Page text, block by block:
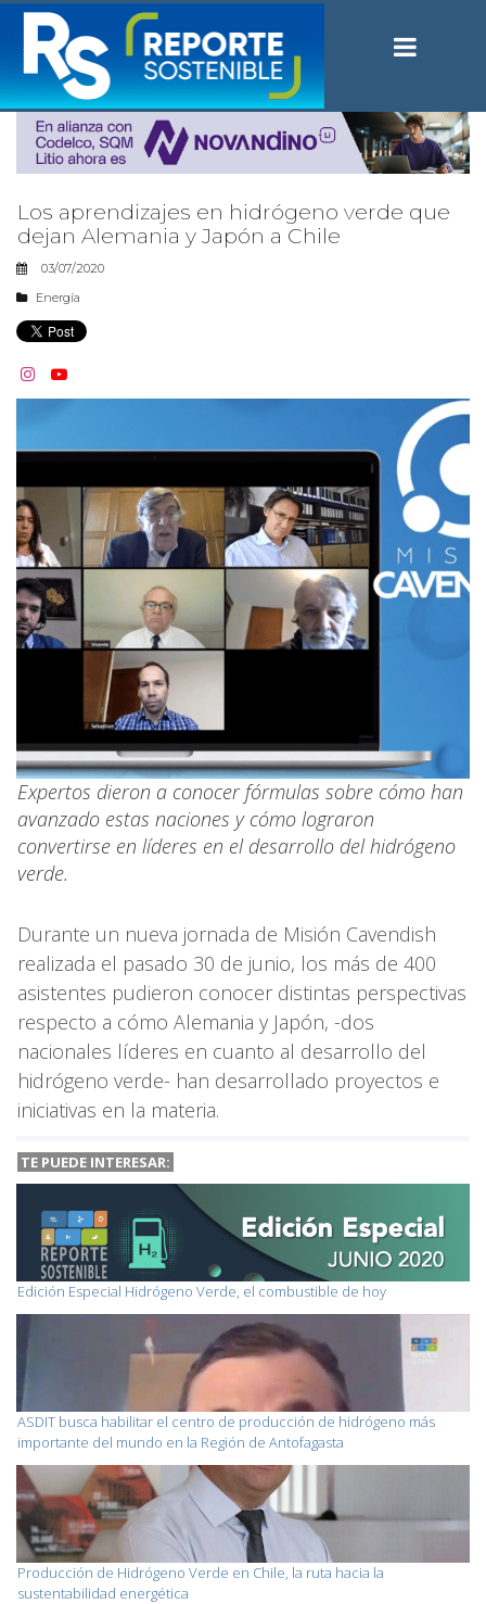
Los aprendizajes en hidrógeno verde que
dejan Alemania y Japón a Chile
03/07/2020
Energía
 
Expertos dieron a conocer fórmulas sobre cómo han
avanzado estas naciones y cómo lograron
convertirse en líderes en el desarrollo del hidrógeno
verde.
Durante un nueva jornada de Misión Cavendish
realizada el pasado 30 de junio, los más de 400
asistentes pudieron conocer distintas perspectivas
respecto a cómo Alemania y Japón, -dos
nacionales líderes en cuanto al desarrollo del
hidrógeno verde- han desarrollado proyectos e
iniciativas en la materia.
TE PUEDE INTERESAR:
Edición Especial Hidrógeno Verde, el combustible de hoy
ASDIT busca habilitar el centro de producción de hidrógeno más
importante del mundo en la Región de Antofagasta
Producción de Hidrógeno Verde en Chile, la ruta hacia la
sustentabilidad energética